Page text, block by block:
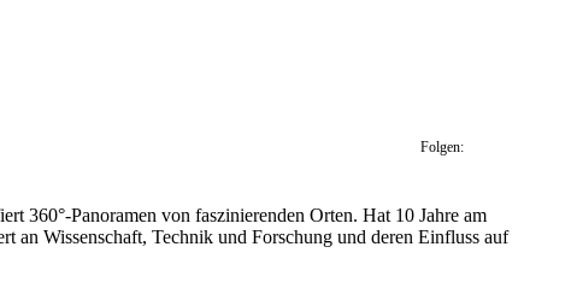
Folgen:
360°-Panoramen von faszinierenden Orten. Hat 10 Jahre am
an Wissenschaft, Technik und Forschung und deren Einfluss auf